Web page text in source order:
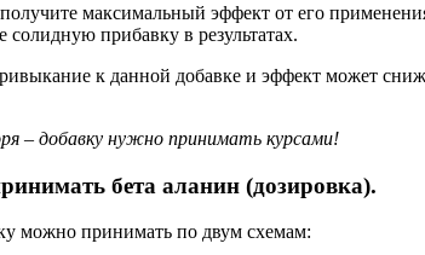
максимальный эффект от его
солидную прибавку в результатах.
к данной добавке и эффект может
– добавку нужно принимать курсами!
бета аланин (дозировка).
можно принимать по двум схемам: